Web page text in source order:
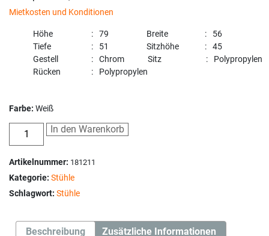
Mietkosten und Konditionen
Höhe 79 Breite
56
Tiefe
51 Sitzhöhe
45
Gestell
Chrom Sitz
Polypropylen
Rücken
Polypropylen
Farbe: Weiß
In den Warenkorb
Artikelnummer: 181211
Kategorie: Stühle
Schlagwort: Stühle
Beschreibung Zusätzliche Informationen